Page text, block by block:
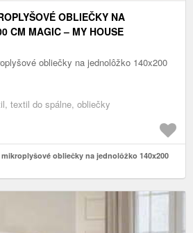
OBLIEČKY NA
CM MAGIC – MY HOUSE
obliečky na jednolôžko 140x200
textil do spálne, obliečky
obliečky na jednolôžko 140x200